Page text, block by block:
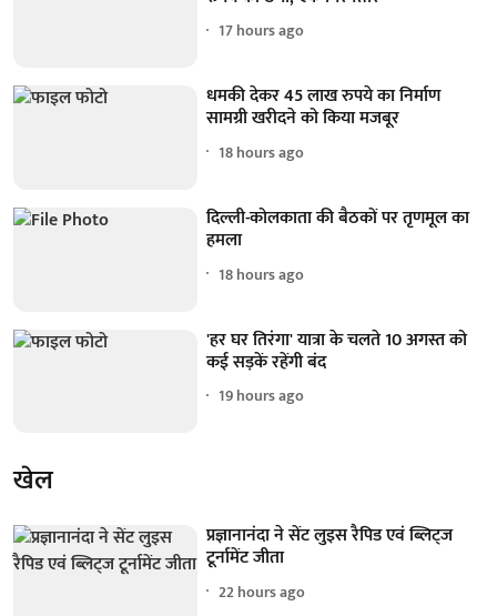
17 hours ago
धमकी देकर 45 लाख रुपये का निर्माण
सामग्री खरीदने को किया मजबूर
18 hours ago
दिल्ली-कोलकाता की बैठकों पर तृणमूल का
हमला
18 hours ago
'हर घर तिरंगा' यात्रा के चलते 10 अगस्त को
कई सड़कें रहेंगी बंद
19 hours ago
खेल
प्रज्ञानानंदा ने सेंट लुइस रैपिड एवं ब्लिट्ज
टूर्नामेंट जीता
22 hours ago